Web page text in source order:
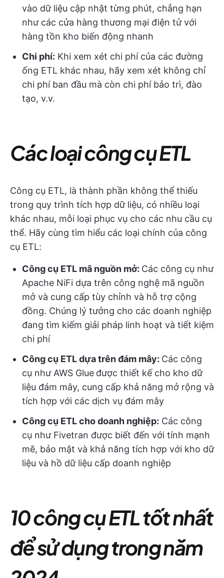
vào dữ liệu cập nhật từng phút, chẳng hạn
như các cửa hàng thương mại điện tử với
hàng tồn kho biến động nhanh
Chi phí: Khi xem xét chi phí của các đường
ống ETL khác nhau, hãy xem xét không chỉ
chi phí ban đầu mà còn chi phí bảo trì, đào
tạo, v.v.
Các loại công cụ ETL
Công cụ ETL, là thành phần không thể thiếu
trong quy trình tích hợp dữ liệu, có nhiều loại
khác nhau, mỗi loại phục vụ cho các nhu cầu cụ
thể. Hãy cùng tìm hiểu các loại chính của công
cụ ETL:
Công cụ ETL mã nguồn mở: Các công cụ như
Apache NiFi dựa trên công nghệ mã nguồn
mở và cung cấp tùy chỉnh và hỗ trợ cộng
đồng. Chúng lý tưởng cho các doanh nghiệp
đang tìm kiếm giải pháp linh hoạt và tiết kiệm
chi phí
Công cụ ETL dựa trên đám mây: Các công
cụ như AWS Glue được thiết kế cho kho dữ
liệu đám mây, cung cấp khả năng mở rộng và
tích hợp với các dịch vụ đám mây
Công cụ ETL cho doanh nghiệp: Các công
cụ như Fivetran được biết đến với tính mạnh
mẽ, bảo mật và khả năng tích hợp với kho dữ
liệu và hồ dữ liệu cấp doanh nghiệp
10 công cụ ETL tốt nhất
để sử dụng trong năm